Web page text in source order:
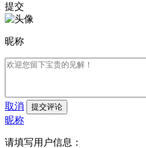
提交
昵称
取消 提交评论
昵称
请填写用户信息：